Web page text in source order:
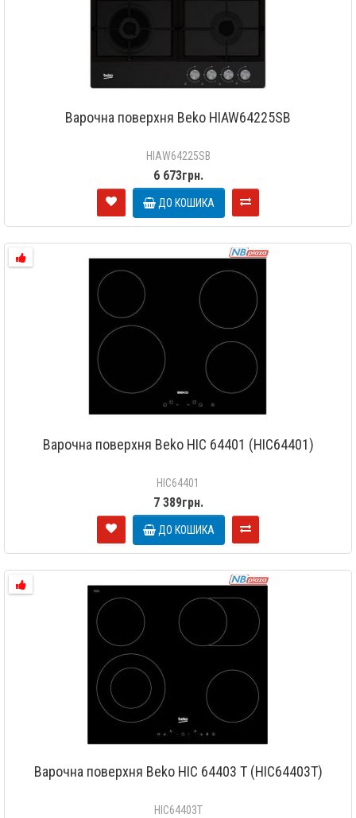
Варочна поверхня Beko HIAW64225SB
HIAW64225SB
6 673грн.
ДО КОШИКА
Варочна поверхня Beko HIC 64401 (HIC64401)
HIC64401
7 389грн.
ДО КОШИКА
Варочна поверхня Beko HIC 64403 T (HIC64403T)
HIC64403T